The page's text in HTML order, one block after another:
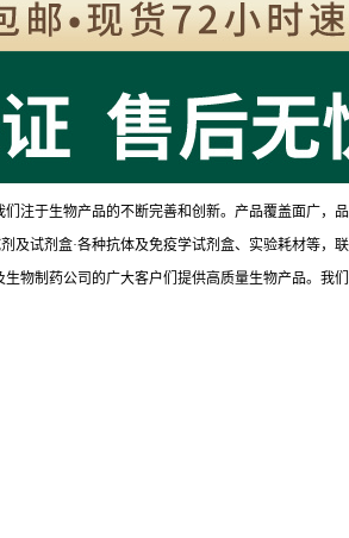
注于生物产品的不断完善和创新。产品覆盖面广
及试剂盒·各种抗体及免疫学试剂盒、实验耗材等
物制药公司的广大客户们提供高质量生物产品。我